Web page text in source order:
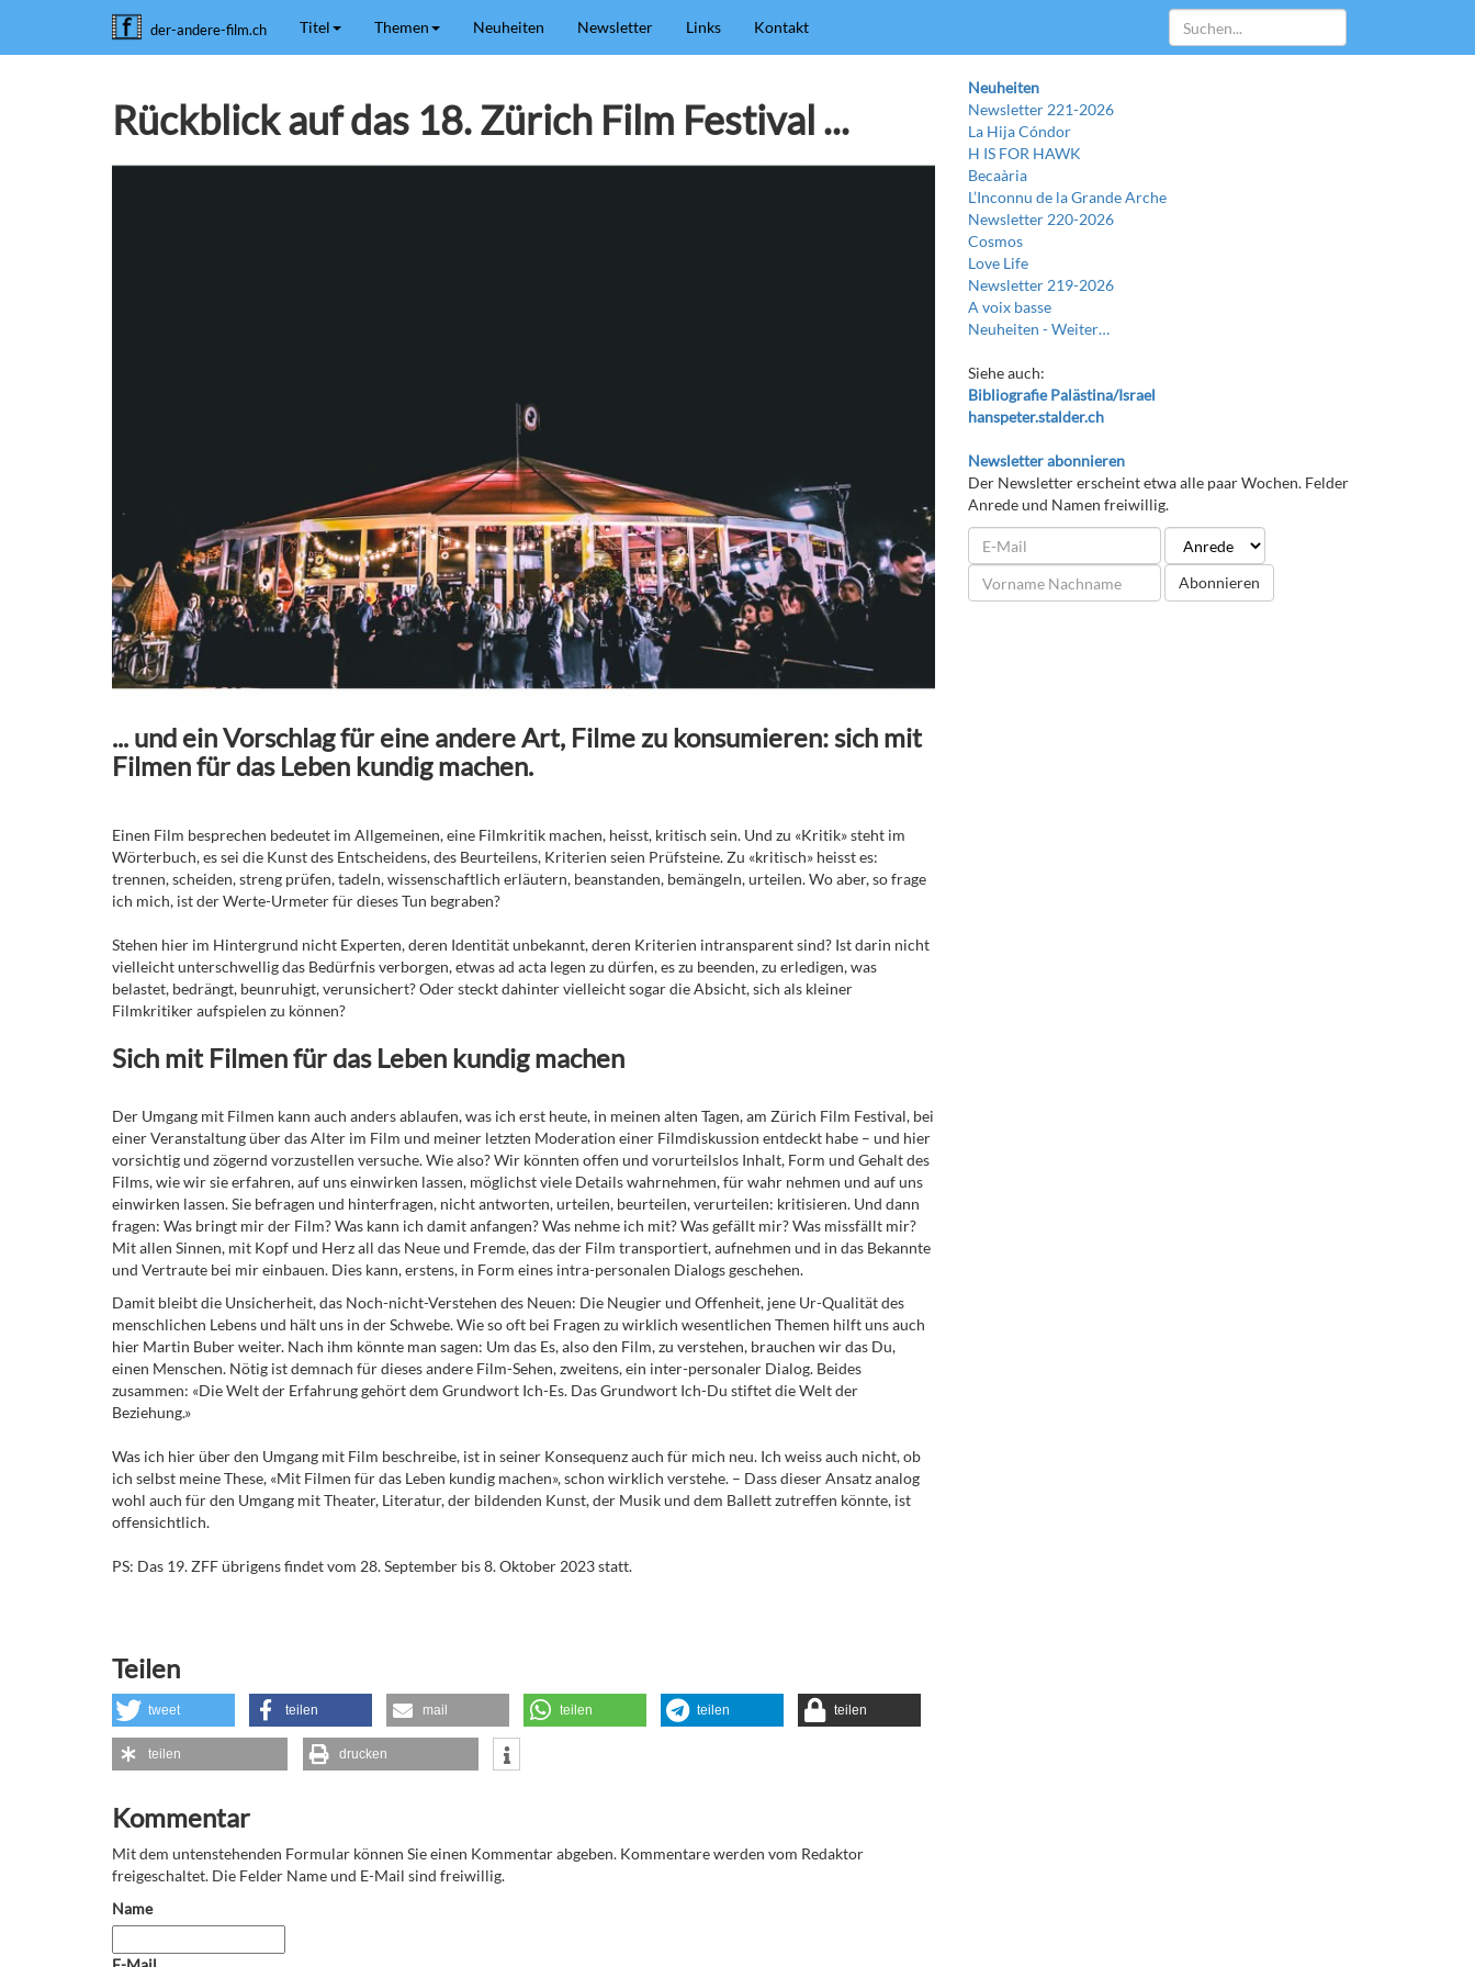
der-andere-film.ch Titel Themen Neuheiten Newsletter Links Kontakt
Rückblick auf das 18. Zürich Film Festival ...
... und ein Vorschlag für eine andere Art, Filme zu konsumieren: sich mit
Filmen für das Leben kundig machen.
Einen Film besprechen bedeutet im Allgemeinen, eine Filmkritik machen, heisst, kritisch sein. Und zu «Kritik» steht im
Wörterbuch, es sei die Kunst des Entscheidens, des Beurteilens, Kriterien seien Prüfsteine. Zu «kritisch» heisst es:
trennen, scheiden, streng prüfen, tadeln, wissenschaftlich erläutern, beanstanden, bemängeln, urteilen. Wo aber, so frage
ich mich, ist der Werte-Urmeter für dieses Tun begraben?
Stehen hier im Hintergrund nicht Experten, deren Identität unbekannt, deren Kriterien intransparent sind? Ist darin nicht
vielleicht unterschwellig das Bedürfnis verborgen, etwas ad acta legen zu dürfen, es zu beenden, zu erledigen, was
belastet, bedrängt, beunruhigt, verunsichert? Oder steckt dahinter vielleicht sogar die Absicht, sich als kleiner
Filmkritiker aufspielen zu können?
Sich mit Filmen für das Leben kundig machen
Der Umgang mit Filmen kann auch anders ablaufen, was ich erst heute, in meinen alten Tagen, am Zürich Film Festival, bei
einer Veranstaltung über das Alter im Film und meiner letzten Moderation einer Filmdiskussion entdeckt habe – und hier
vorsichtig und zögernd vorzustellen versuche. Wie also? Wir könnten offen und vorurteilslos Inhalt, Form und Gehalt des
Films, wie wir sie erfahren, auf uns einwirken lassen, möglichst viele Details wahrnehmen, für wahr nehmen und auf uns
einwirken lassen. Sie befragen und hinterfragen, nicht antworten, urteilen, beurteilen, verurteilen: kritisieren. Und dann
fragen: Was bringt mir der Film? Was kann ich damit anfangen? Was nehme ich mit? Was gefällt mir? Was missfällt mir?
Mit allen Sinnen, mit Kopf und Herz all das Neue und Fremde, das der Film transportiert, aufnehmen und in das Bekannte
und Vertraute bei mir einbauen. Dies kann, erstens, in Form eines intra-personalen Dialogs geschehen.
Damit bleibt die Unsicherheit, das Noch-nicht-Verstehen des Neuen: Die Neugier und Offenheit, jene Ur-Qualität des
menschlichen Lebens und hält uns in der Schwebe. Wie so oft bei Fragen zu wirklich wesentlichen Themen hilft uns auch
hier Martin Buber weiter. Nach ihm könnte man sagen: Um das Es, also den Film, zu verstehen, brauchen wir das Du,
einen Menschen. Nötig ist demnach für dieses andere Film-Sehen, zweitens, ein inter-personaler Dialog. Beides
zusammen: «Die Welt der Erfahrung gehört dem Grundwort Ich-Es. Das Grundwort Ich-Du stiftet die Welt der
Beziehung.»
Was ich hier über den Umgang mit Film beschreibe, ist in seiner Konsequenz auch für mich neu. Ich weiss auch nicht, ob
ich selbst meine These, «Mit Filmen für das Leben kundig machen», schon wirklich verstehe. – Dass dieser Ansatz analog
wohl auch für den Umgang mit Theater, Literatur, der bildenden Kunst, der Musik und dem Ballett zutreffen könnte, ist
offensichtlich.
PS: Das 19. ZFF übrigens findet vom 28. September bis 8. Oktober 2023 statt.
Teilen
tweet teilen mail teilen teilen teilen
teilen drucken
Kommentar
Mit dem untenstehenden Formular können Sie einen Kommentar abgeben. Kommentare werden vom Redaktor
freigeschaltet. Die Felder Name und E-Mail sind freiwillig.
Name
Neuheiten
Newsletter 221-2026
La Hija Cóndor
H IS FOR HAWK
Becaària
L’Inconnu de la Grande Arche
Newsletter 220-2026
Cosmos
Love Life
Newsletter 219-2026
A voix basse
Neuheiten -Weiter…
Siehe auch:
Bibliografie Palästina/Israel
hanspeter.stalder.ch
Newsletter abonnieren
Der Newsletter erscheint etwa alle paar Wochen. Felder
Anrede und Namen freiwillig.
Abonnieren